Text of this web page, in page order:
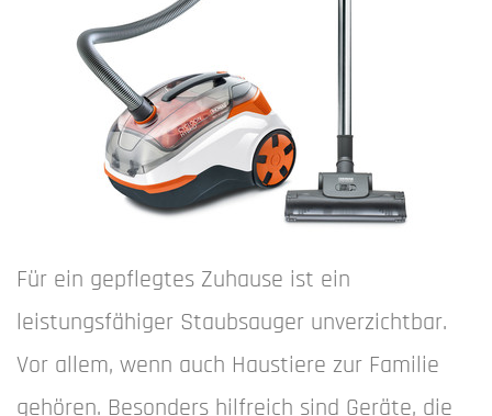
Für ein gepflegtes Zuhause ist ein
leistungsfähiger Staubsauger unverzichtbar.
Vor allem, wenn auch Haustiere zur Familie
gehören. Besonders hilfreich sind Geräte, die